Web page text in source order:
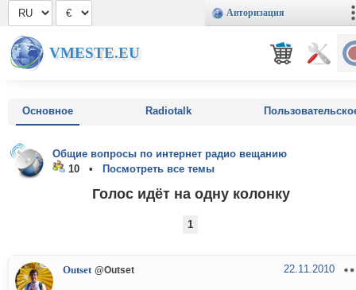
Авторизация
VMESTE.EU
Основное Radiotalk
Общие вопросы по интернет радио вещанию
10 •
Посмотреть все темы
Голос идёт на одну колонку
1
Outset @Outset 22.11.2010